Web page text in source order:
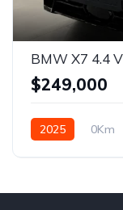
BMW X7 4.4
$249,000
2025 0Km